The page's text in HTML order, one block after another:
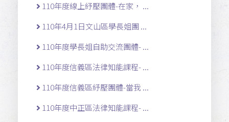
110年度線上紓壓團體-在家， ...
110年4月1日文山區學長姐團 ...
110年度學長姐自助交流團體- ...
110年度信義區法律知能課程- ...
110年度信義區紓壓團體-當我 ...
110年度中正區法律知能課程- ...